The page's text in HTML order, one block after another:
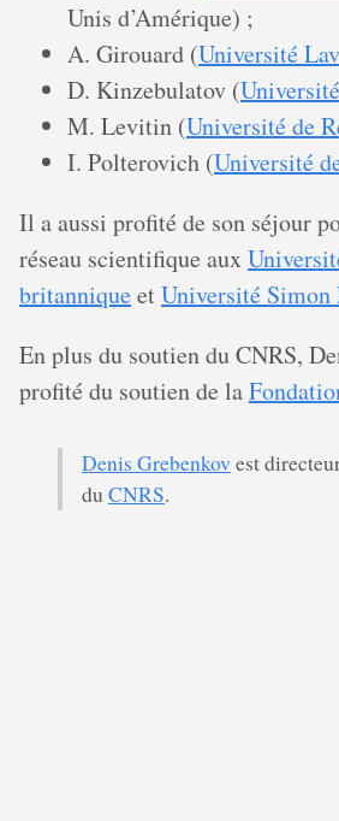
Unis d’Amérique) ;
A. Girouard (Université
D. Kinzebulatov (
M. Levitin (Université de
I. Polterovich (Université
Il a aussi profité de son séjour
réseau scientifique aux
britanniqueetUniversité Simon
En plus du soutien du CNRS,
profité du soutien de la
Denis Grebenkov est
du CNRS.